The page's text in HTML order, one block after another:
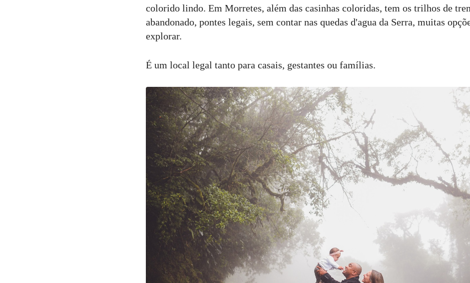
colorido lindo. Em Morretes, além das casinhas coloridas, tem os trilhos de
abandonado, pontes legais, sem contar nas quedas d'agua da Serra, muitas
explorar.
É um local legal tanto para casais, gestantes ou famílias.